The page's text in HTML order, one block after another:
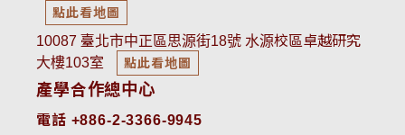
點此看地圖
10087 臺北市中正區思源街18號 水源校區卓越研究
大樓103室
點此看地圖
產學合作總中心
電話 +886-2-3366-9945